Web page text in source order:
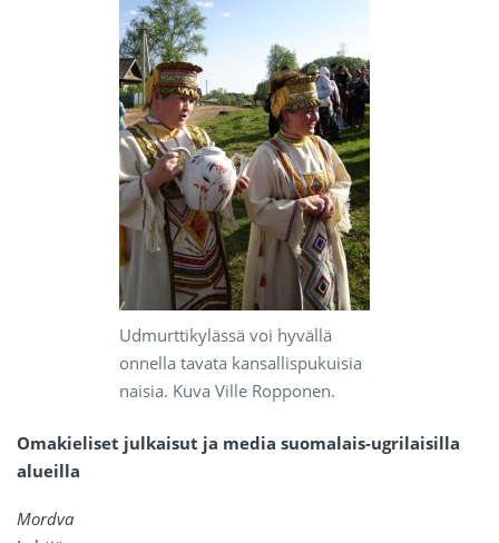
Udmurttikylässä voi hyvällä
onnella tavata kansallispukuisia
naisia. Kuva Ville Ropponen.
Omakieliset julkaisut ja media suomalais-ugrilaisilla
alueilla
Mordva